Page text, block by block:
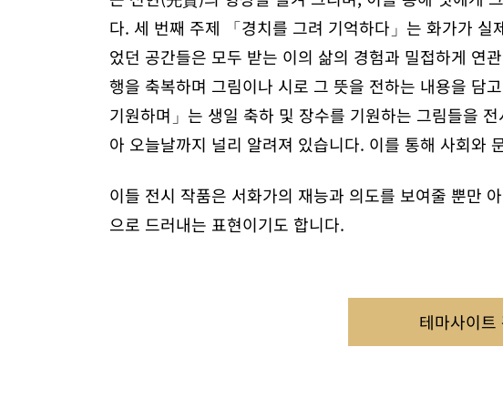
다. 세 번째 주제 「경치를 그려 기억하다」는 화가가
었던 공간들은 모두 받는 이의 삶의 경험과 밀접하게 연
행을 축복하며 그림이나 시로 그 뜻을 전하는 내용을 담
기원하며」는 생일 축하 및 장수를 기원하는 그림들을
아 오늘날까지 널리 알려져 있습니다. 이를 통해 사회와
이들 전시 작품은 서화가의 재능과 의도를 보여줄 뿐만
으로 드러내는 표현이기도 합니다.
테마사이트